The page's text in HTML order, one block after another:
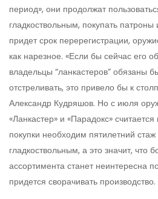
период», они продолжат
гладкоствольным, покупать патроны
придет срок перерегистрации,
как нарезное. «Если бы сейчас его
владельцы “ланкастеров” обязаны
отстреливать, это привело бы к
Александр Кудряшов. Но с июля
«Ланкастер» и «Парадокс»
покупки необходим пятилетний
гладкоствольным, а это значит, что
ассортимента станет неинтересна
придется сворачивать производство.